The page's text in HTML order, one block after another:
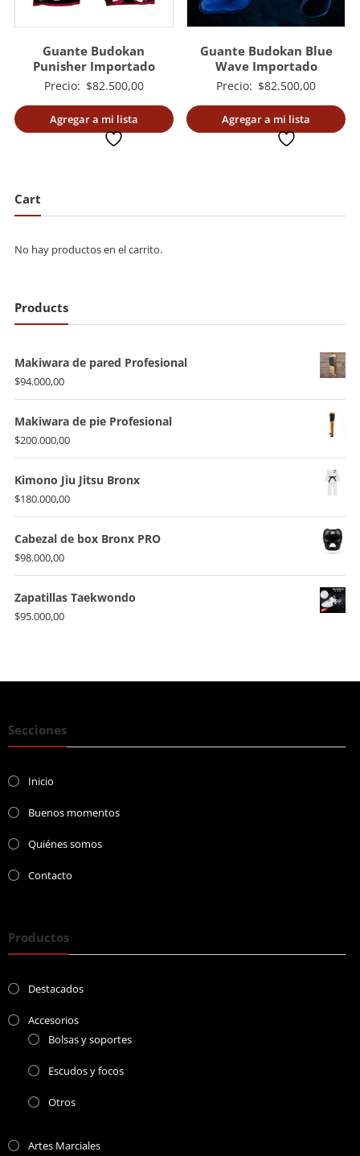
Guante Budokan
Punisher Importado
Precio: $82.500,00
Agregar a mi lista
Guante Budokan Blue
Wave Importado
Precio: $82.500,00
Agregar a mi lista
Cart
No hay productos en el carrito.
Products
Makiwara de pared Profesional
$94.000,00
Makiwara de pie Profesional
$200.000,00
Kimono Jiu Jitsu Bronx
$180.000,00
Cabezal de box Bronx PRO
$98.000,00
Zapatillas Taekwondo
$95.000,00
Secciones
Inicio
Buenos momentos
Quiénes somos
Contacto
Productos
Destacados
Accesorios
Bolsas y soportes
Escudos y focos
Otros
Artes Marciales